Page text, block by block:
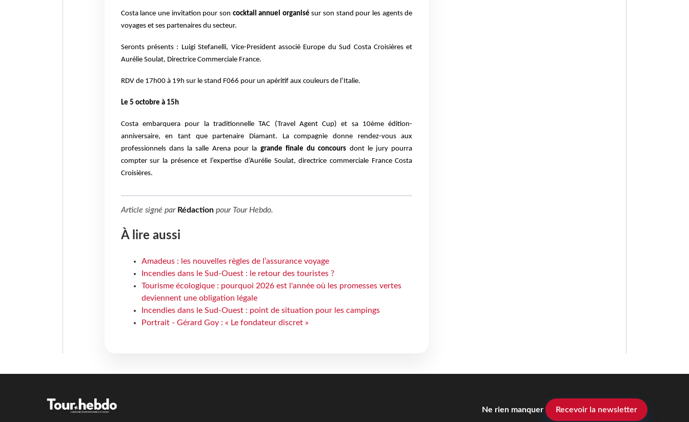
Costa lance une invitation pour son cocktail annuel organisésur son stand pour les agents de
voyages et ses partenaires du secteur.
Seronts présents : Luigi Stefanelli, Vice-President associé Europe du Sud Costa Croisières et
Aurélie Soulat, Directrice Commerciale France.
RDV de 17h00 à 19h sur le stand F066 pour un apéritif aux couleurs de l’Italie.
Le 5 octobre à 15h
Costa embarquera pour la traditionnelle TAC (Travel Agent Cup) et sa 10ème édition-
anniversaire, en tant que partenaire Diamant. La compagnie donne rendez-vous aux
professionnels dans la salle Arena pour la grande finale du concours dont le jury pourra
compter sur la présence et l’expertise d’Aurélie Soulat, directrice commerciale France Costa
Croisières.
Article signé par Rédactionpour Tour Hebdo.
À lire aussi
Amadeus : les nouvelles règles de l’assurance voyage
Incendies dans le Sud-Ouest : le retour des touristes ?
Tourisme écologique : pourquoi 2026 est l'année où les promesses vertes
deviennent une obligation légale
Incendies dans le Sud-Ouest : point de situation pour les campings
Portrait - Gérard Goy : « Le fondateur discret »
Ne rien manquer Recevoir la newsletter